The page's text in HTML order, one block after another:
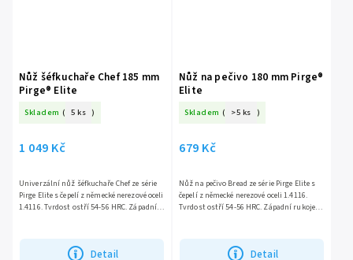
Nůž šéfkuchaře Chef 185 mm
Pirge® Elite
Skladem ( 5 ks )
1 049 Kč
Detail
Univerzální nůž šéfkuchaře Chef ze série
Pirge Elite s čepelí z německé nerezové oceli
1.4116. Tvrdost ostří 54-56 HRC. Západní
Nůž na pečivo 180 mm Pirge®
Elite
Skladem ( >5 ks )
679 Kč
Detail
Nůž na pečivo Bread ze série Pirge Elite s
čepelí z německé nerezové oceli 1.4116.
Tvrdost ostří 54-56 HRC. Západní rukojeť z